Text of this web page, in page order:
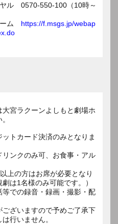
ル 0570-550-100（10時～
ーム https://f.msgs.jp/webap
宮ラクーンよしもと劇場ホ
トカード決済のみとなりま
ンクのみ可、お食事・アル
上の方はお席が必要となり
は1名様のみ可能です。）
での録音・録画・撮影・配
ざいますので予めご了承下
行いません。